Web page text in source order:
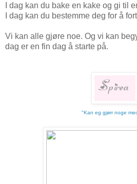
I dag kan du bake en kake og gi til
I dag kan du bestemme deg for å
Vi kan alle gjøre noe. Og vi kan
dag er en fin dag å starte på.
"Kan eg gjørr noge